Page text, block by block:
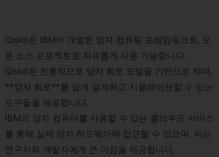
Qiskit은 IBM이 개발한 양자 컴퓨팅 프레임워크로, 오
픈 소스 프로젝트로 자유롭게 사용 가능합니다.
Qiskit은 전통적으로 양자 회로 모델을 기반으로 하며,
**양자 회로**를 쉽게 설계하고 시뮬레이션할 수 있는
도구들을 제공합니다.
IBM의 양자 컴퓨터를 사용할 수 있는 클라우드 서비스
를 통해 실제 양자 하드웨어에 접근할 수 있으며, 이는
연구자와 개발자에게 큰 이점을 제공합니다.